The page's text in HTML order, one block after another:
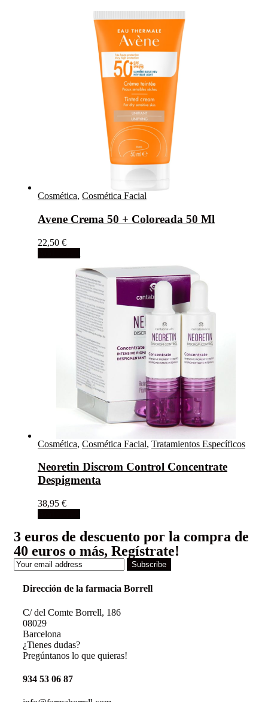
Cosmética, Cosmética Facial
Avene Crema 50 + Coloreada 50 Ml
22,50 €
Cosmética, Cosmética Facial, Tratamientos Específicos
Neoretin Discrom Control Concentrate
Despigmenta
38,95 €
3 euros de descuento por la compra de
40 euros o más, Regístrate!
Subscribe
Dirección de la farmacia Borrell
C/ del Comte Borrell, 186
08029
Barcelona
¿Tienes dudas?
Pregúntanos lo que quieras!
934 53 06 87